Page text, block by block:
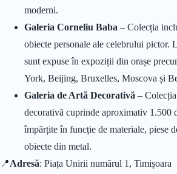
moderni.
Galeria Corneliu Baba – Colecția
obiecte personale ale celebrului pictor.
sunt expuse în expoziții din orașe
York, Beijing, Bruxelles, Moscova și
Galeria de Artă Decorativă –
decorativă cuprinde aproximativ 1.500
împărțite în funcție de materiale, piese
obiecte din metal.
📍Adresă: Piața Unirii numărul 1, Timișoara